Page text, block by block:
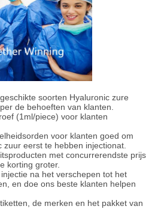
soorten Hyaluronic zure
de behoeften van klanten.
(1ml/piece) voor klanten
voor klanten goed om
eerst te hebben injectionat.
met concurrerendste prijs
korting groter.
na het verschepen tot het
en doe ons beste klanten helpen
de merken en het pakket van